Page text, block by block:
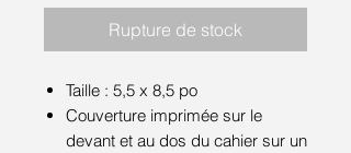
Rupture de stock
Taille : 5,5 x 8,5 po
Couverture imprimée sur le
devant et au dos du cahier sur un